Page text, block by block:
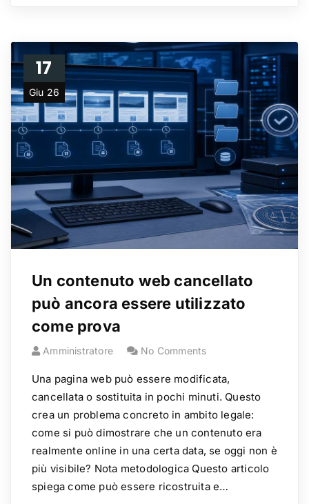
17
Giu 26
Un contenuto web cancellato
può ancora essere utilizzato
come prova
Amministratore No Comments
Una pagina web può essere modificata,
cancellata o sostituita in pochi minuti. Questo
crea un problema concreto in ambito legale:
come si può dimostrare che un contenuto era
realmente online in una certa data, se oggi non è
più visibile? Nota metodologica Questo articolo
spiega come può essere ricostruita e…